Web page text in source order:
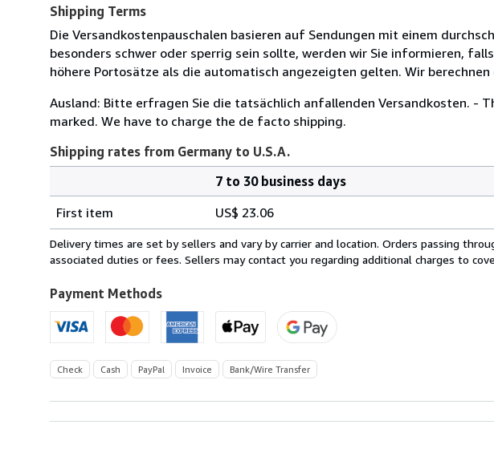
Shipping Terms
Die Versandkostenpauschalen basieren auf Sendungen mit einem
besonders schwer oder sperrig sein sollte, werden wir Sie informieren,
höhere Portosätze als die automatisch angezeigten gelten. Wir
Ausland: Bitte erfragen Sie die tatsächlich anfallenden Versandkosten. -
marked. We have to charge the de facto shipping.
Shipping rates from Germany to U.S.A.
rates
from
Germany
U.S.A.
7 to 30 business days
First item
US$ 23.06
Delivery times are set by sellers and vary by carrier and location. Orders passing
associated duties or fees. Sellers may contact you regarding additional charges to
Payment Methods
Check Cash PayPal Invoice Bank/Wire Transfer